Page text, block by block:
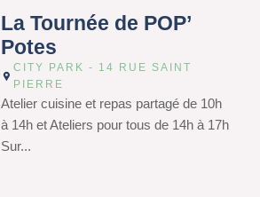
La Tournée de POP’
Potes
CITY PARK - 14 RUE SAINT
PIERRE
Atelier cuisine et repas partagé de 10h
à 14h et Ateliers pour tous de 14h à 17h
Sur...